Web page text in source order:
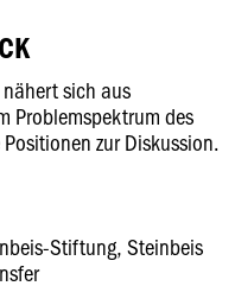
sich aus
Problemspektrum des
zur Diskussion.
Stiftung, Steinbeis